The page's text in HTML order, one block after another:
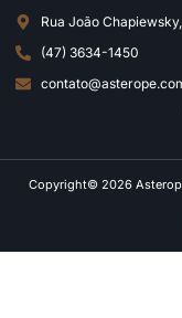
Rua João
(47) 3634-1450
Copyright© 2026